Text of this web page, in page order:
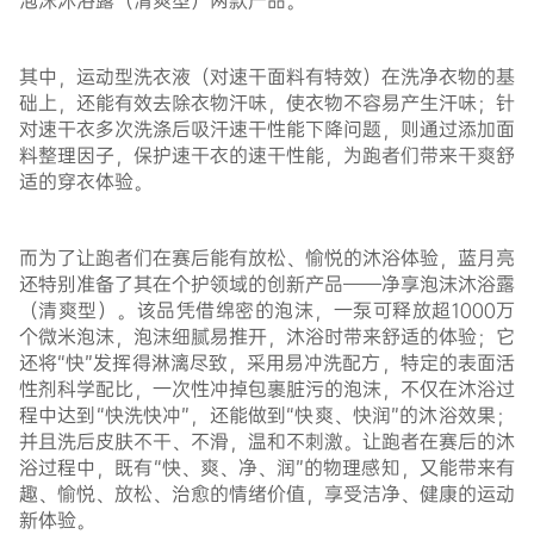
其中，运动型洗衣液（对速干面料有特效）在洗净衣物的基
础上，还能有效去除衣物汗味，使衣物不容易产生汗味；针
对速干衣多次洗涤后吸汗速干性能下降问题，则通过添加面
料整理因子，保护速干衣的速干性能，为跑者们带来干爽舒
适的穿衣体验。
而为了让跑者们在赛后能有放松、愉悦的沐浴体验，蓝月亮
还特别准备了其在个护领域的创新产品——净享泡沫沐浴露
（清爽型）。该品凭借绵密的泡沫，一泵可释放超1000万
个微米泡沫，泡沫细腻易推开，沐浴时带来舒适的体验；它
还将“快”发挥得淋漓尽致，采用易冲洗配方，特定的表面活
性剂科学配比，一次性冲掉包裹脏污的泡沫，不仅在沐浴过
程中达到“快洗快冲”，还能做到“快爽、快润”的沐浴效果；
并且洗后皮肤不干、不滑，温和不刺激。让跑者在赛后的沐
浴过程中，既有“快、爽、净、润”的物理感知，又能带来有
趣、愉悦、放松、治愈的情绪价值，享受洁净、健康的运动
新体验。